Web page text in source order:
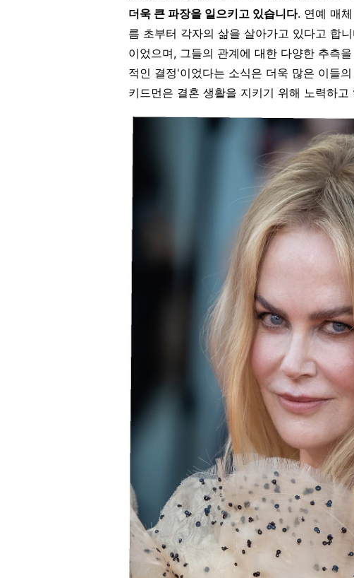
더욱 큰 파장을 일으키고 있습니다. 연예 매
름 초부터 각자의 삶을 살아가고 있다고 합
이었으며, 그들의 관계에 대한 다양한 추측
적인 결정'이었다는 소식은 더욱 많은 이들
키드먼은 결혼 생활을 지키기 위해 노력하고